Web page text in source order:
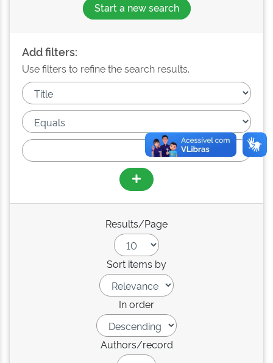
Start a new search
Add filters:
Use filters to refine the search results.
Results/Page
Sort items by
In order
Authors/record